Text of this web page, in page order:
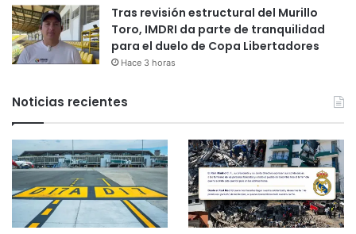
Tras revisión estructural del Murillo
Toro, IMDRI da parte de tranquilidad
para el duelo de Copa Libertadores
Hace 3 horas
Noticias recientes